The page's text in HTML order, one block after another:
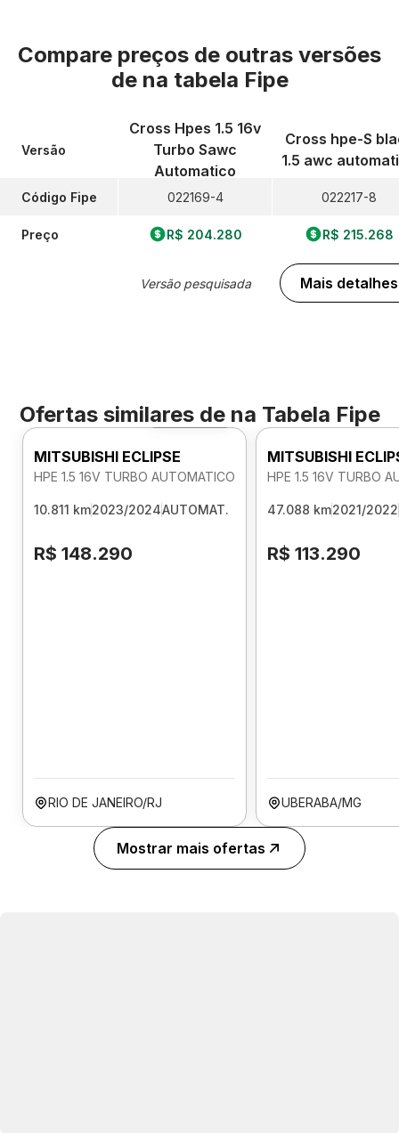
Compare preços de outras versões
de na tabela Fipe
Versão
Código Fipe
Preço
Cross Hpes 1.5 16v
Turbo Sawc
Automatico
022169-4
R$ 204.280
Versão pesquisada
Cross hpe-S
1.5 awc
022217-8
R$ 215.268
Mais detalhes
Ofertas similares de na Tabela Fipe
Foto 360º
MITSUBISHI ECLIPSE
HPE 1.5 16V TURBO AUTOMATICO
10.811 km2023/2024AUTOMAT.
R$ 148.290
RIO DE JANEIRO/RJ
MITSUBISHI
HPE 1.5 16V TURBO
47.088 km2021/2022
R$ 113.290
UBERABA/MG
Mostrar mais ofertas